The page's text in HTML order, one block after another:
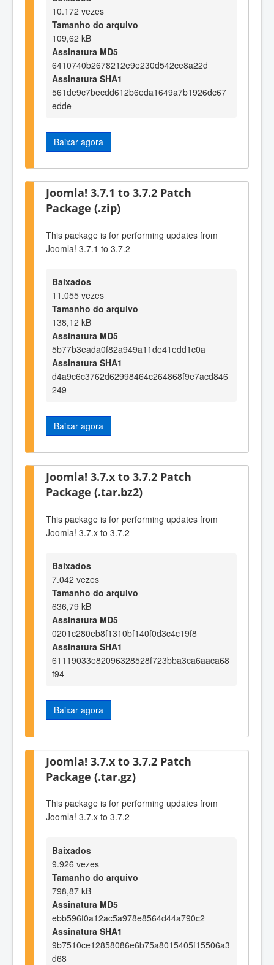
10.172 vezes
Tamanho do arquivo
109,62 kB
Assinatura MD5
6410740b2678212e9e230d542ce8a22d
Assinatura SHA1
561de9c7becdd612b6eda1649a7b1926dc67
edde
Baixar agora
Joomla! 3.7.1 to 3.7.2 Patch
Package (.zip)
This package is for performing updates from
Joomla! 3.7.1 to 3.7.2
Baixados
11.055 vezes
Tamanho do arquivo
138,12 kB
Assinatura MD5
5b77b3eada0f82a949a11de41edd1c0a
Assinatura SHA1
d4a9c6c3762d62998464c264868f9e7acd846
249
Baixar agora
Joomla! 3.7.x to 3.7.2 Patch
Package (.tar.bz2)
This package is for performing updates from
Joomla! 3.7.x to 3.7.2
Baixados
7.042 vezes
Tamanho do arquivo
636,79 kB
Assinatura MD5
0201c280eb8f1310bf140f0d3c4c19f8
Assinatura SHA1
61119033e82096328528f723bba3ca6aaca68
f94
Baixar agora
Joomla! 3.7.x to 3.7.2 Patch
Package (.tar.gz)
This package is for performing updates from
Joomla! 3.7.x to 3.7.2
Baixados
9.926 vezes
Tamanho do arquivo
798,87 kB
Assinatura MD5
ebb596f0a12ac5a978e8564d44a790c2
Assinatura SHA1
9b7510ce12858086e6b75a8015405f15506a3
d68